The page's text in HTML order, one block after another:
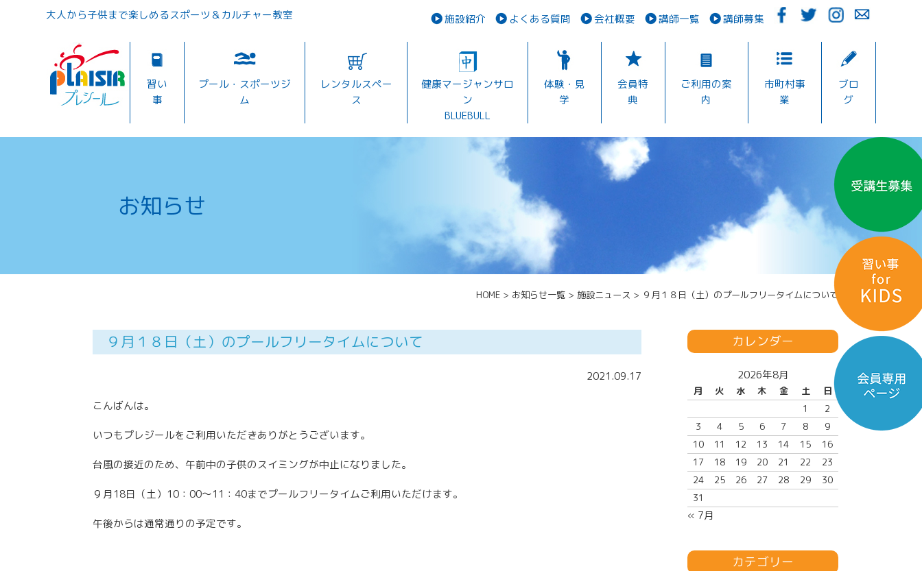
大人から子供まで楽しめるスポーツ＆カルチャー教室 施設紹介 よくある質問 会社概要 講師一覧 講師募集
習い
事
プール・スポーツジ
ム
レンタルスペー
ス
健康マージャンサロ
ン
BLUEBULL
体験・見
学
会員特
典
ご利用の案
内
市町村事
業
ブロ
グ
お知らせ
HOME > お知らせ一覧 > 施設ニュース > ９月１８日（土）のプールフリータイムについて
カレンダー
2026年8月
月 火 水 木 金 土
日
1
2
3
4 5 6 7 8
9
10
11 12 13 14 15
16
17
18 19 20 21 22
23
24
25 26 27 28 29
30
31
« 7月
カテゴリー
９月１８日（土）のプールフリータイムについて
2021.09.17
こんばんは。
いつもプレジールをご利用いただきありがとうございます。
台風の接近のため、午前中の子供のスイミングが中止になりました。
９月18日（土）10：00～11：40までプールフリータイムご利用いただけます。
午後からは通常通りの予定です。